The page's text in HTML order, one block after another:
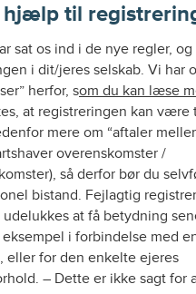
hjælp til
sat os ind i de nye regler,
i dit/jeres selskab. Vi har
herfor, som du kan læse
at registreringen kan være
mere om “aftaler
overenskomster /
så derfor bør du
bistand. Fejlagtig
at få betydning
i forbindelse med
eller for den enkelte ejeres
– Dette er ikke sagt for